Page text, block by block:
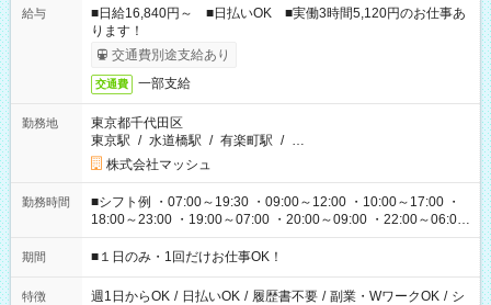
給与
■日給16,840円～ ■日払いOK ■実働3時間5,120円のお仕事あ
ります！
交通費別途支給あり
交通費 一部支給
勤務地
東京都千代田区
東京駅 / 水道橋駅 / 有楽町駅 / …
株式会社マッシュ
勤務時間
■シフト例 ・07:00～19:30 ・09:00～12:00 ・10:00～17:00 ・
18:00～23:00 ・19:00～07:00 ・20:00～09:00 ・22:00～06:00
etc ★最短で3時間で5,120円のお仕事から 15時間で2万円近く稼
げるお仕事も！ ご希望のお時間に合わせてご紹介！ ※シフトは
ください！
期間 ■１日のみ・1回だけお仕事OK！
特徴 週1日からOK / 日払いOK / 履歴書不要 / 副業・WワークOK / シ